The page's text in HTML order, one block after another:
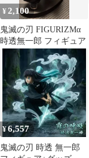
¥ 2,100
鬼滅の刃 FIGURIZMα
時透無一郎 フィギュア
¥6,557
鬼滅の刃 時透 無一郎